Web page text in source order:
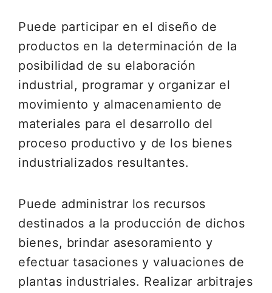
Puede participar en el diseño de
productos en la determinación de la
posibilidad de su elaboración
industrial, programar y organizar el
movimiento y almacenamiento de
materiales para el desarrollo del
proceso productivo y de los bienes
industrializados resultantes.
Puede administrar los recursos
destinados a la producción de dichos
bienes, brindar asesoramiento y
efectuar tasaciones y valuaciones de
plantas industriales. Realizar arbitrajes